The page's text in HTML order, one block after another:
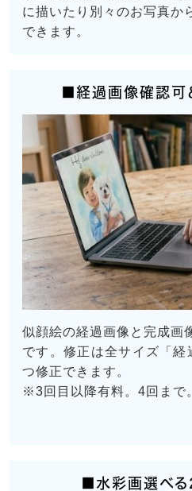
に描いたり別々のお写真か
できます。
■経過画像確認可
似顔絵の経過画像と完成画
です。修正は全サイズ「
つ修正できます。
※3回目以降有料。4回まで
■水彩画選べる